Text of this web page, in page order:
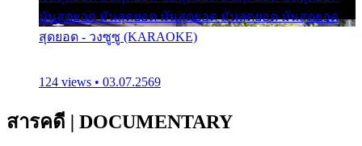
มันสุดยอด มันสุดยอด มันสุดยอด มันสุดยอด มันสุดยอด
สุดยอด - วงซูซู (KARAOKE)
124 views • 03.07.2569
สารคดี | DOCUMENTARY